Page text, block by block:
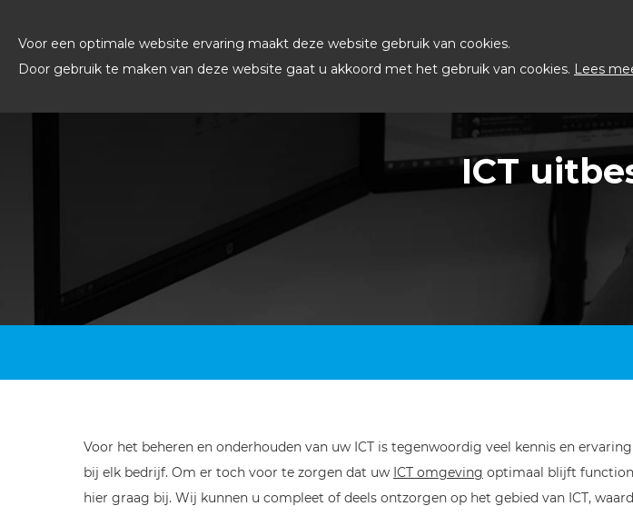
Voor een optimale website ervaring maakt deze website gebruik van cookies.
Door gebruik te maken van deze website gaat u akkoord met het gebruik van cookies. Lees
ICT
Voor het beheren en onderhouden van uw ICT is tegenwoordig veel kennis en
bij elk bedrijf. Om er toch voor te zorgen dat uw ICT omgeving optimaal blijft
hier graag bij. Wij kunnen u compleet of deels ontzorgen op het gebied van ICT,